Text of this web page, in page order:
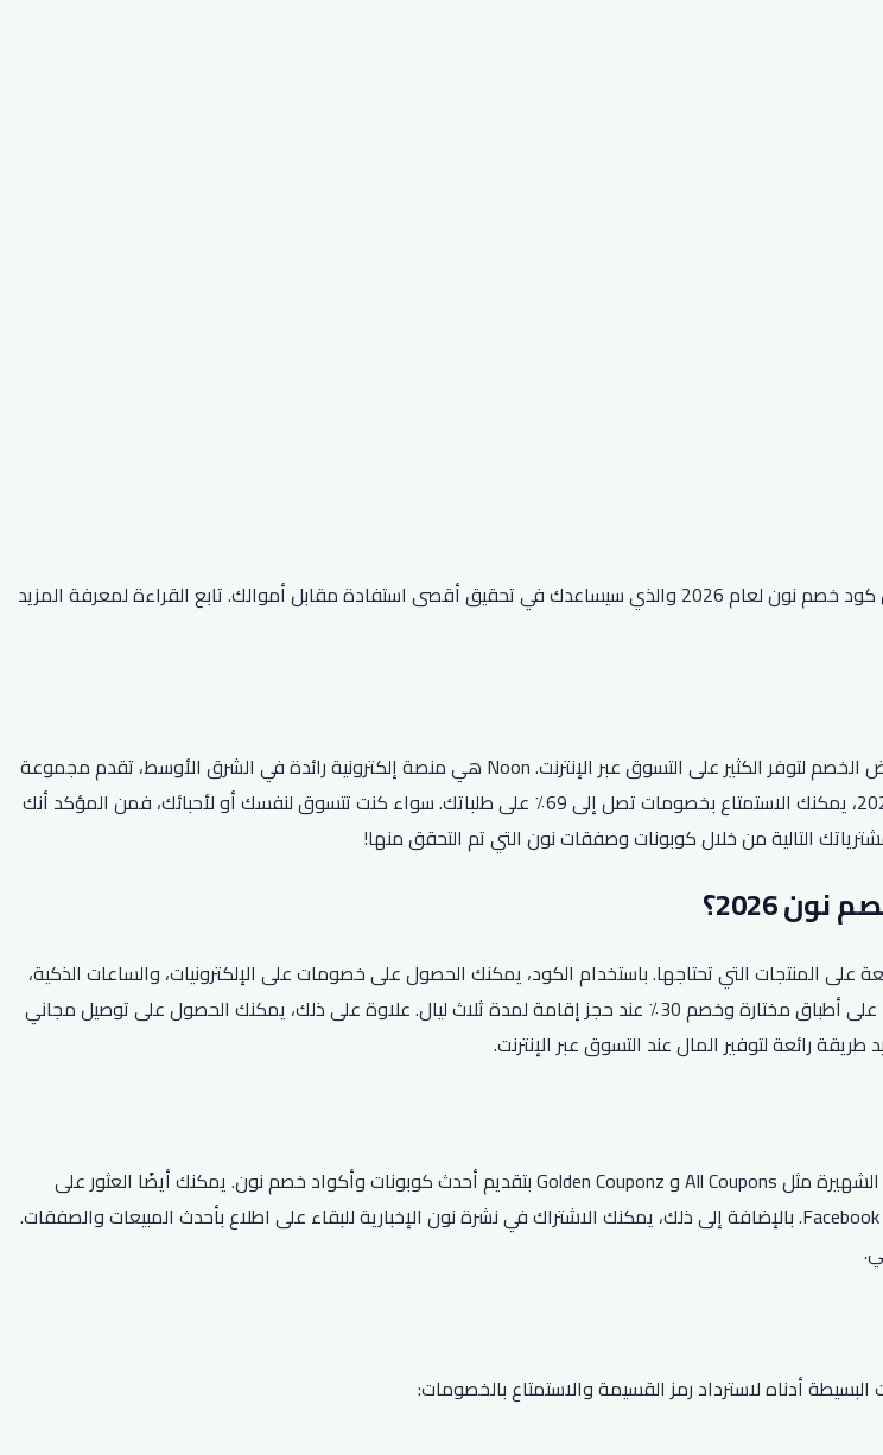
هل تبحث عن طريقة لتوفير المال عند التسوق عبر الإنترنت؟ حسنًا، لا مزيد من البحث! لدينا أفضل كود خصم نون لعام 2026 والذي سيساعدك في تحقيق أقصى استفادة مقابل أموالك. تابع القراءة لمعرفة المزيد
هل تبحث عن أحدث كود خصم نون 2026؟ لا مزيد من البحث! لدينا أفضل أكواد القسيمة وعروض الخصم لتوفر الكثير على التسوق عبر الإنترنت. Noon هي منصة إلكترونية رائدة في الشرق الأوسط، تقدم مجموعة
واسعة من المنتجات من الإلكترونيات إلى الأزياء والأدوات المنزلية. مع أحدث كود خصم نون 2026، يمكنك الاستمتاع بخصومات تصل إلى 69٪ على طلباتك. سواء كنت تتسوق لنفسك أو لأحبائك، فمن المؤكد أنك
التالية من خلال كوبونات وصفقات نون التي تم التحقق منها!
2026؟
رائعة على المنتجات التي تحتاجها. باستخدام الكود، يمكنك الحصول على خصومات على الإلكترونيات، والساعات الذكية،
وعناصر التخليص، والهدايا، والمزيد. يمكنك أيضًا الاستفادة من العروض الخاصة مثل خصم 50٪ على أطباق مختارة وخصم 30٪ عند حجز إقامة لمدة ثلاث ليال. علاوة على ذلك، يمكنك الحصول على توصيل مجاني
أفضل طريقة للعثور على كود خصم نون 2026 هي البحث عبر الإنترنت. تشتهر مواقع الكوبونات الشهيرة مثل All Coupons و Golden Couponz بتقديم أحدث كوبونات وأكواد خصم نون. يمكنك أيضًا العثور على
أكواد خصم نون الحصرية من خلال متابعة نون على منصات التواصل الاجتماعي مثل Twitter و Facebook. بالإضافة إلى ذلك، يمكنك الاشتراك في نشرة نون الإخبارية للبقاء على اطلاع بأحدث المبيعات والصفقات.